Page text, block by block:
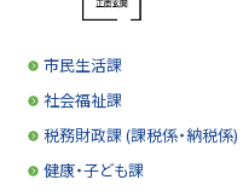
市民生活課
社会福祉課
税務財政課 (課税係・納税係)
健康・子ども課